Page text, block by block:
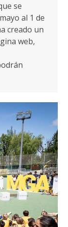
se
al 1 de
creado un
web,